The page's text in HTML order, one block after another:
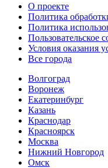
О проекте
Политика
Политика
Пользовательское
Условия оказания
Все города
Волгоград
Воронеж
Екатеринбург
Казань
Краснодар
Красноярск
Москва
Нижний Новгород
Омск